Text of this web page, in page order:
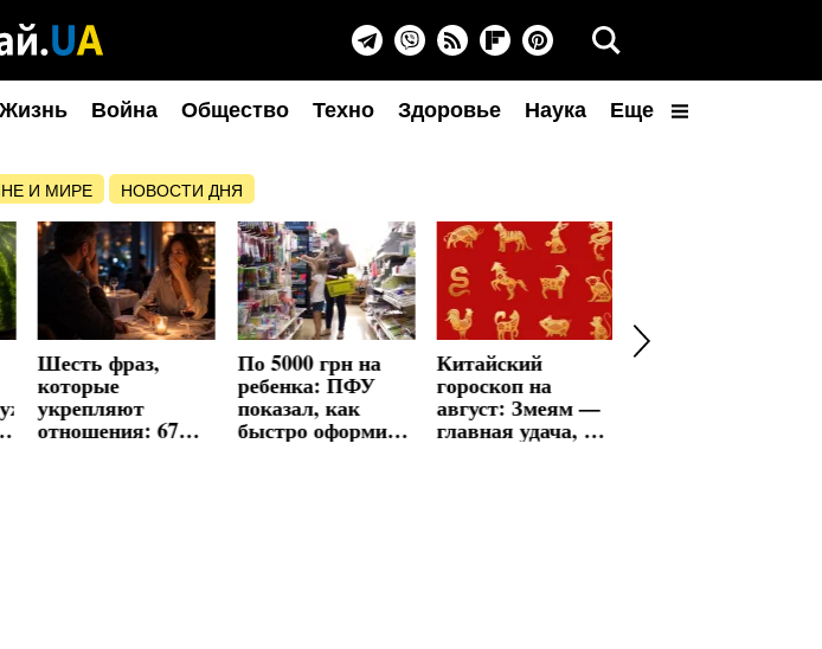
Жизнь Война Общество Техно Здоровье Наука Еще
И МИРЕ НОВОСТИ ДНЯ
Шесть фраз,
которые
укрепляют
отношения: 67%
По 5000 грн на
ребенка: ПФУ
показал, как
быстро оформить
выплату
Китайский
гороскоп на
август: Змеям —
главная удача, а
Тиграм — месяц
24